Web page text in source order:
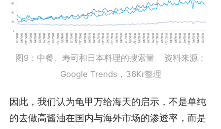
图9：中餐、寿司和日本料理的搜索量 资料来源：
Google Trends，36Kr整理
因此，我们认为龟甲万给海天的启示，不是单纯
的去做高酱油在国内与海外市场的渗透率，而是